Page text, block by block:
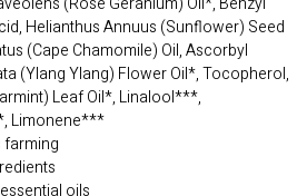
Helianthus Annuus (Sunflower) Seed
(Cape Chamomile) Oil, Ascorbyl
(Ylang Ylang) Flower Oil*, Tocopherol,
Leaf Oil*, Linalool***,
Limonene***
oils